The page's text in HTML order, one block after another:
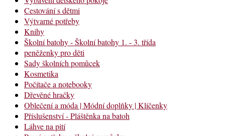
Cestování s dětmi
Výtvarné potřeby
Knihy
Školní batohy - Školní batohy 1. - 3. třída
peněženky pro děti
Sady školních pomůcek
Kosmetika
Počítače a notebooky
Dřevěné hračky
Oblečení a móda | Módní doplňky | Klíčenky
Příslušenství - Pláštěnka na batoh
Láhve na pití